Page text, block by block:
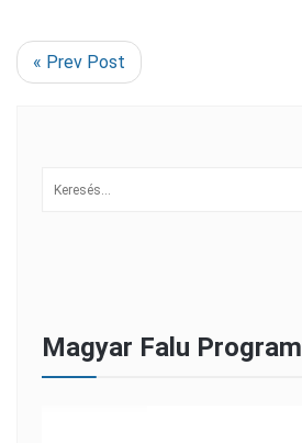
« Prev Post
Magyar Falu Program